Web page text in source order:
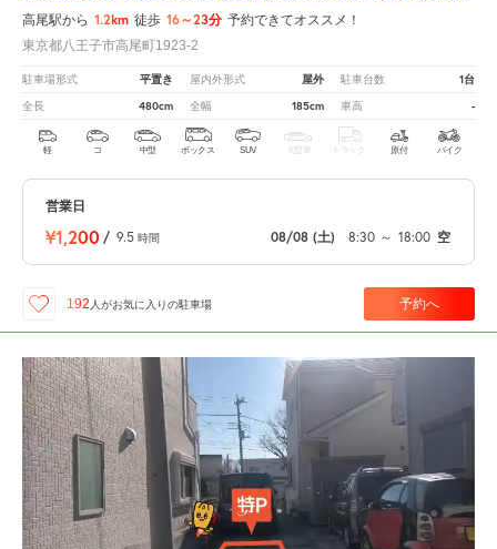
高尾駅から 1.2km 徒歩 16～23分 予約できてオススメ！
東京都八王子市高尾町1923-2
駐車場形式 平置き 屋内外形式 屋外 駐車台数 1台
全長 480cm 全幅 185cm 車高 -
軽 コ 中型 ボックス SUV 大型車 トラック 原付 バイク
営業日
¥1,200 / 9.5 時間 08/08 (土) 8:30 ～ 18:00 空
192 人がお気に入りの駐車場 予約へ